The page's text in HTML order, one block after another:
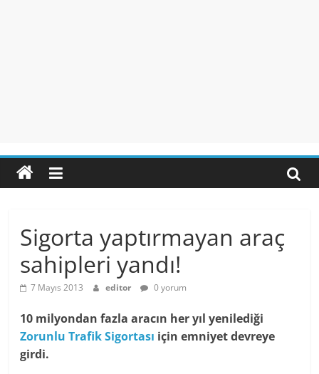
Sigorta yaptırmayan araç
sahipleri yandı!
7 Mayıs 2013 editor 0 yorum
10 milyondan fazla aracın her yıl yenilediği
Zorunlu Trafik Sigortası için emniyet devreye
girdi.